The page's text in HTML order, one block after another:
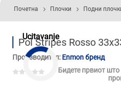
Ucitavanje
Почетна Плочки Подни
Pol Stripes Rosso
Производител: Enmon бренд
Бидете првиот што